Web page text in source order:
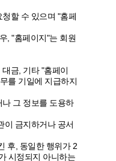
할 수 있으며 "홈페
, "홈페이지"는 회원
금, 기타 "홈페이
를 기일에 지급하지
그 정보를 도용하
이 금지하거나 공서
후, 동일한 행위가 2
시정되지 아니하는